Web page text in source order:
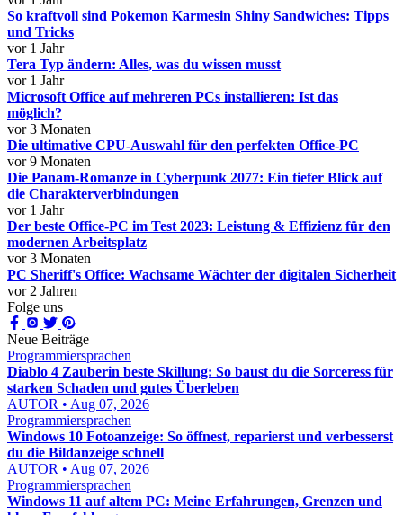
So kraftvoll sind Pokemon Karmesin Shiny Sandwiches: Tipps
und Tricks
vor 1 Jahr
Tera Typ ändern: Alles, was du wissen musst
vor 1 Jahr
Microsoft Office auf mehreren PCs installieren: Ist das
möglich?
vor 3 Monaten
Die ultimative CPU-Auswahl für den perfekten Office-PC
vor 9 Monaten
Die Panam-Romanze in Cyberpunk 2077: Ein tiefer Blick auf
die Charakterverbindungen
vor 1 Jahr
Der beste Office-PC im Test 2023: Leistung & Effizienz für den
modernen Arbeitsplatz
vor 3 Monaten
PC Sheriff's Office: Wachsame Wächter der digitalen Sicherheit
vor 2 Jahren
Folge uns
Neue Beiträge
Programmiersprachen
Diablo 4 Zauberin beste Skillung: So baust du die Sorceress für
starken Schaden und gutes Überleben
AUTOR • Aug 07, 2026
Programmiersprachen
Windows 10 Fotoanzeige: So öffnest, reparierst und verbesserst
du die Bildanzeige schnell
AUTOR • Aug 07, 2026
Programmiersprachen
Windows 11 auf altem PC: Meine Erfahrungen, Grenzen und